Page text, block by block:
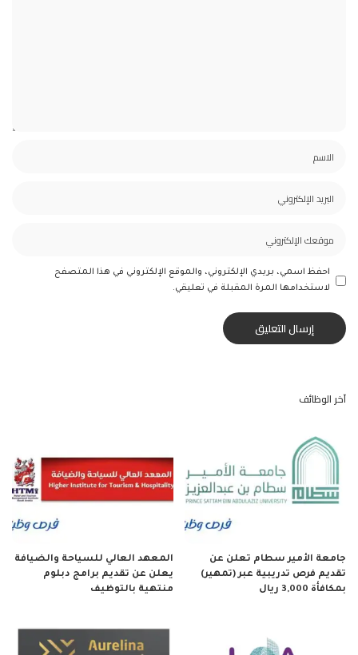
احفظ اسمي، بريدي الإلكتروني، والموقع الإلكتروني في هذا المتصفح
لاستخدامها المرة المقبلة في تعليقي.
آخر الوظائف
جامعة الأمير سطام تعلن عن
تقديم فرص تدريبية عبر (تمهير)
بمكافأة 3,000 ريال
المعهد العالي للسياحة والضيافة
يعلن عن تقديم برامج دبلوم
منتهية بالتوظيف